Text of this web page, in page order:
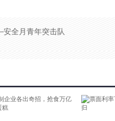
全月青年突击队